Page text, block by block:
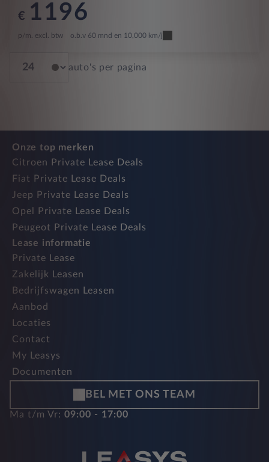
€ 1196
p/m. excl. btw o.b.v 60 mnd en 10,000 km/j
auto's per pagina
Onze top merken
Citroen Private Lease Deals
Fiat Private Lease Deals
Jeep Private Lease Deals
Opel Private Lease Deals
Peugeot Private Lease Deals
Lease informatie
Private Lease
Zakelijk Leasen
Bedrijfswagen Leasen
Aanbod
Locaties
Contact
My Leasys
Documenten
BEL MET ONS TEAM
Ma t/m Vr: 09:00 - 17:00